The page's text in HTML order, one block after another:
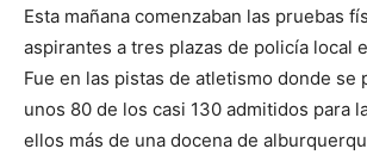
Esta mañana comenzaban las pruebas
aspirantes a tres plazas de policía local
Fue en las pistas de atletismo donde se
unos 80 de los casi 130 admitidos para
ellos más de una docena de